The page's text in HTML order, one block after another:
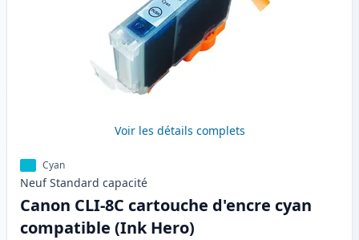
Voir les détails complets
Cyan
Neuf Standard capacité
Canon CLI-8C cartouche d'encre cyan
compatible (Ink Hero)